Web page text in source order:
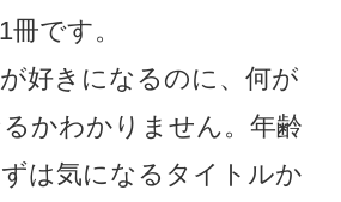
冊です。
好きになるのに、何が
かわかりません。年齢
は気になるタイトルか